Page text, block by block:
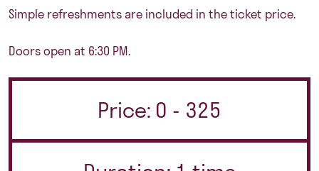
Simple refreshments are included in the ticket price.
Doors open at 6:30 PM.
Price: 0 - 325